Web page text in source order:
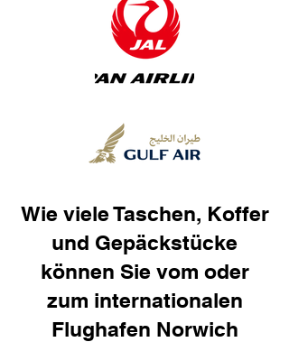
Wie viele Taschen, Koffer
und Gepäckstücke
können Sie vom oder
zum internationalen
Flughafen Norwich